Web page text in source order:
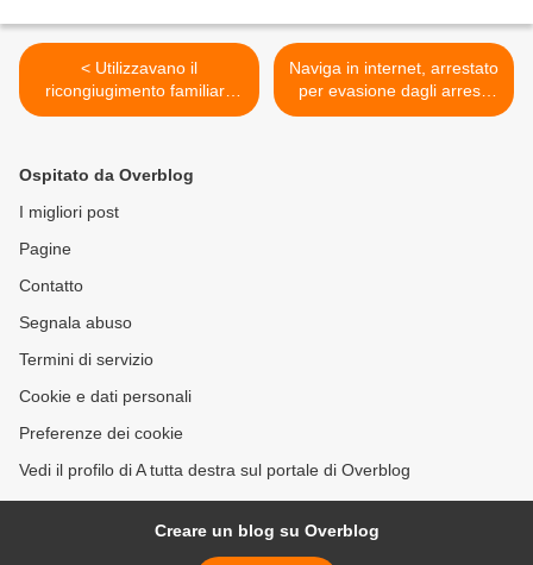
< Utilizzavano il
ricongiugimento familiare
per far arrivare cinesi in
Naviga in internet, arrestato
per evasione dagli arresti
domiciliari >
Ospitato da Overblog
I migliori post
Pagine
Contatto
Segnala abuso
Termini di servizio
Cookie e dati personali
Preferenze dei cookie
Vedi il profilo di A tutta destra sul portale di Overblog
Creare un blog su Overblog